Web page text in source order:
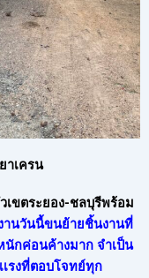
าเครน
ขตระยอง-ชลบุรีพร้อม
านวันนี้ขนย้ายชิ้นงานที่
กค่อนค้างมาก จำเป็น
เรงที่ตอบโจทย์ทุก